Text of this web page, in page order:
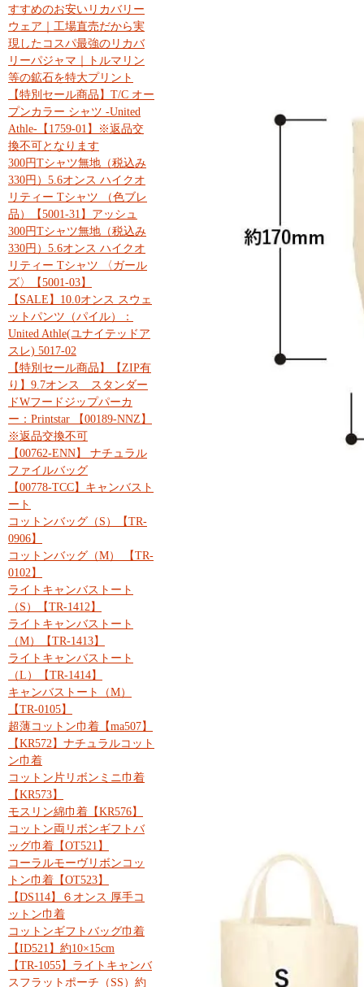
すすめのお安いリカバリー
ウェア｜工場直売だから実
現したコスパ最強のリカバ
リーパジャマ｜トルマリン
等の鉱石を特大プリント
【特別セール商品】T/C オー
プンカラー シャツ -United
Athle-【1759-01】※返品交
換不可となります
300円Tシャツ無地（税込み
330円）5.6オンス ハイクオ
リティー Tシャツ （色ブレ
品）【5001-31】アッシュ
300円Tシャツ無地（税込み
330円）5.6オンス ハイクオ
リティー Tシャツ 〈ガール
ズ〉【5001-03】
【SALE】10.0オンス スウェ
ットパンツ（パイル）：
United Athle(ユナイテッドア
スレ) 5017-02
【特別セール商品】【ZIP有
り】9.7オンス スタンダー
ドWフードジップパーカ
ー：Printstar 【00189-NNZ】
※返品交換不可
【00762-ENN】 ナチュラル
ファイルバッグ
【00778-TCC】キャンバスト
ート
コットンバッグ（S）【TR-
0906】
コットンバッグ（M） 【TR-
0102】
ライトキャンバストート
（S）【TR-1412】
ライトキャンバストート
（M）【TR-1413】
ライトキャンバストート
（L）【TR-1414】
キャンバストート（M）
【TR-0105】
超薄コットン巾着【ma507】
【KR572】ナチュラルコット
ン巾着
コットン片リボンミニ巾着
【KR573】
モスリン綿巾着【KR576】
コットン両リボンギフトバ
ッグ巾着【OT521】
コーラルモーヴリボンコッ
トン巾着【OT523】
【DS114】６オンス 厚手コ
ットン巾着
コットンギフトバッグ巾着
【ID521】約10×15cm
【TR-1055】ライトキャンバ
スフラットポーチ（SS）約